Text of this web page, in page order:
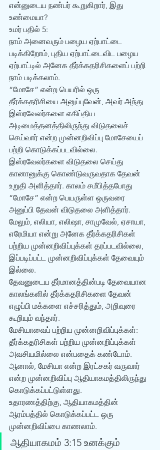
என்னுடைய நண்பர் கூறுகிறார், இது
உண்மையா?
உமர் பதில் 5:
நாம் அனைவரும் பழைய ஏற்பாட்டை
படிக்கிறோம், புதிய ஏற்பாட்டைவிட பழைய
ஏற்பாட்டில் அனேக தீர்க்கதரிசிகளைப் பற்றி
நாம் படிக்கலாம்.
“மோசே” என்ற பெயரில் ஒரு
தீர்க்கதரிசியை அனுப்புவேன், அவர் அந்து
இஸ்ரவேலர்களை எகிப்திய
அடிமைத்தனத்திலிருந்து விடுதலைச்
செய்வார் என்ற முன்னறிவிப்பு மோசேயைப்
பற்றி கொடுக்கப்படவில்லை.
இஸ்ரவேலர்களை விடுதலை செய்து
கானானுக்கு கொண்டுவருவதாக தேவன்
உறுதி அளித்தார். காலம் சமீபித்தபோது
“மோசே” என்ற பெயருள்ள ஒருவரை
அனுப்பி தேவன் விடுதலை அளித்தார்.
மேலும், எலியா, எலிஷா, சாமுவேல், ஏசாயா,
எரேமியா என்று அனேக தீர்க்கதரிசிகள்
பற்றிய முன்னறிவிப்புக்கள் தரப்படவில்லை,
இப்படிப்பட்ட முன்னறிவிப்புக்கள் தேவையும்
இல்லை.
தேவனுடைய தீர்மானத்தின்படி தேவையான
காலங்களில் தீர்க்கதரிசிகளை தேவன்
எழுப்பி மக்களை எச்சரித்தும், அறிவுரை
கூறியும் வந்தார்.
மேசியாவைப் பற்றிய முன்னறிவிப்புக்கள்:
தீர்க்கதரிசிகள் பற்றிய முன்னறிப்புக்கள்
அவசியமில்லை என்பதைக் கண்டோம்.
ஆனால், மேசியா என்ற இரட்சகர் வருவார்
என்ற முன்னறிவிப்பு ஆதியாகமத்திலிருந்து
கொடுக்கப்பட்டுள்ளது.
உதாரணத்திற்கு, ஆதியாகமத்தின்
ஆரம்பத்தில் கொடுக்கப்பட்ட ஒரு
முன்னறிவிப்பை காணலாம்.
ஆதியாகமம் 3:15 உனக்கும்